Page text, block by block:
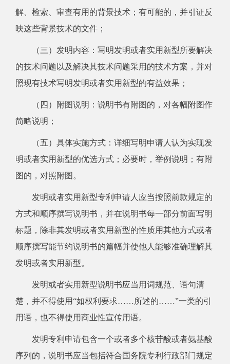
解、检索、审查有用的背景技术；有可能的，并引证反
映这些背景技术的文件；
（三）发明内容：写明发明或者实用新型所要解决
的技术问题以及解决其技术问题采用的技术方案，并对
照现有技术写明发明或者实用新型的有益效果；
（四）附图说明：说明书有附图的，对各幅附图作
简略说明；
（五）具体实施方式：详细写明申请人认为实现发
明或者实用新型的优选方式；必要时，举例说明；有附
图的，对照附图。
发明或者实用新型专利申请人应当按照前款规定的
方式和顺序撰写说明书，并在说明书每一部分前面写明
标题，除非其发明或者实用新型的性质用其他方式或者
顺序撰写能节约说明书的篇幅并使他人能够准确理解其
发明或者实用新型。
发明或者实用新型说明书应当用词规范、语句清
楚，并不得使用“如权利要求……所述的……”一类的引
用语，也不得使用商业性宣传用语。
发明专利申请包含一个或者多个核苷酸或者氨基酸
序列的，说明书应当包括符合国务院专利行政部门规定